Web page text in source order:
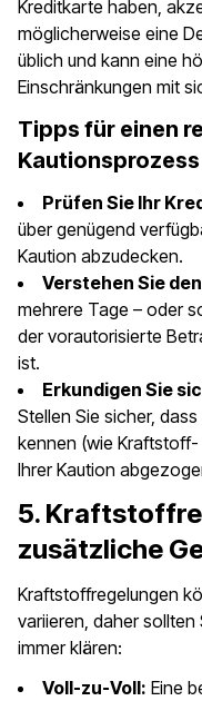
Kreditkarte haben,
möglicherweise eine
üblich und kann eine
Einschränkungen mit
Tipps für einen
Kautionsprozess
Prüfen Sie Ihr
über genügend
Kaution abzudecken.
Verstehen Sie
mehrere Tage – oder
der vorautorisierte
ist.
Erkundigen Sie
Stellen Sie sicher,
kennen (wie
Ihrer Kaution
5.
zusätzliche
Kraftstoffregelungen
variieren, daher sollten
immer klären:
Voll-zu-Voll: Eine